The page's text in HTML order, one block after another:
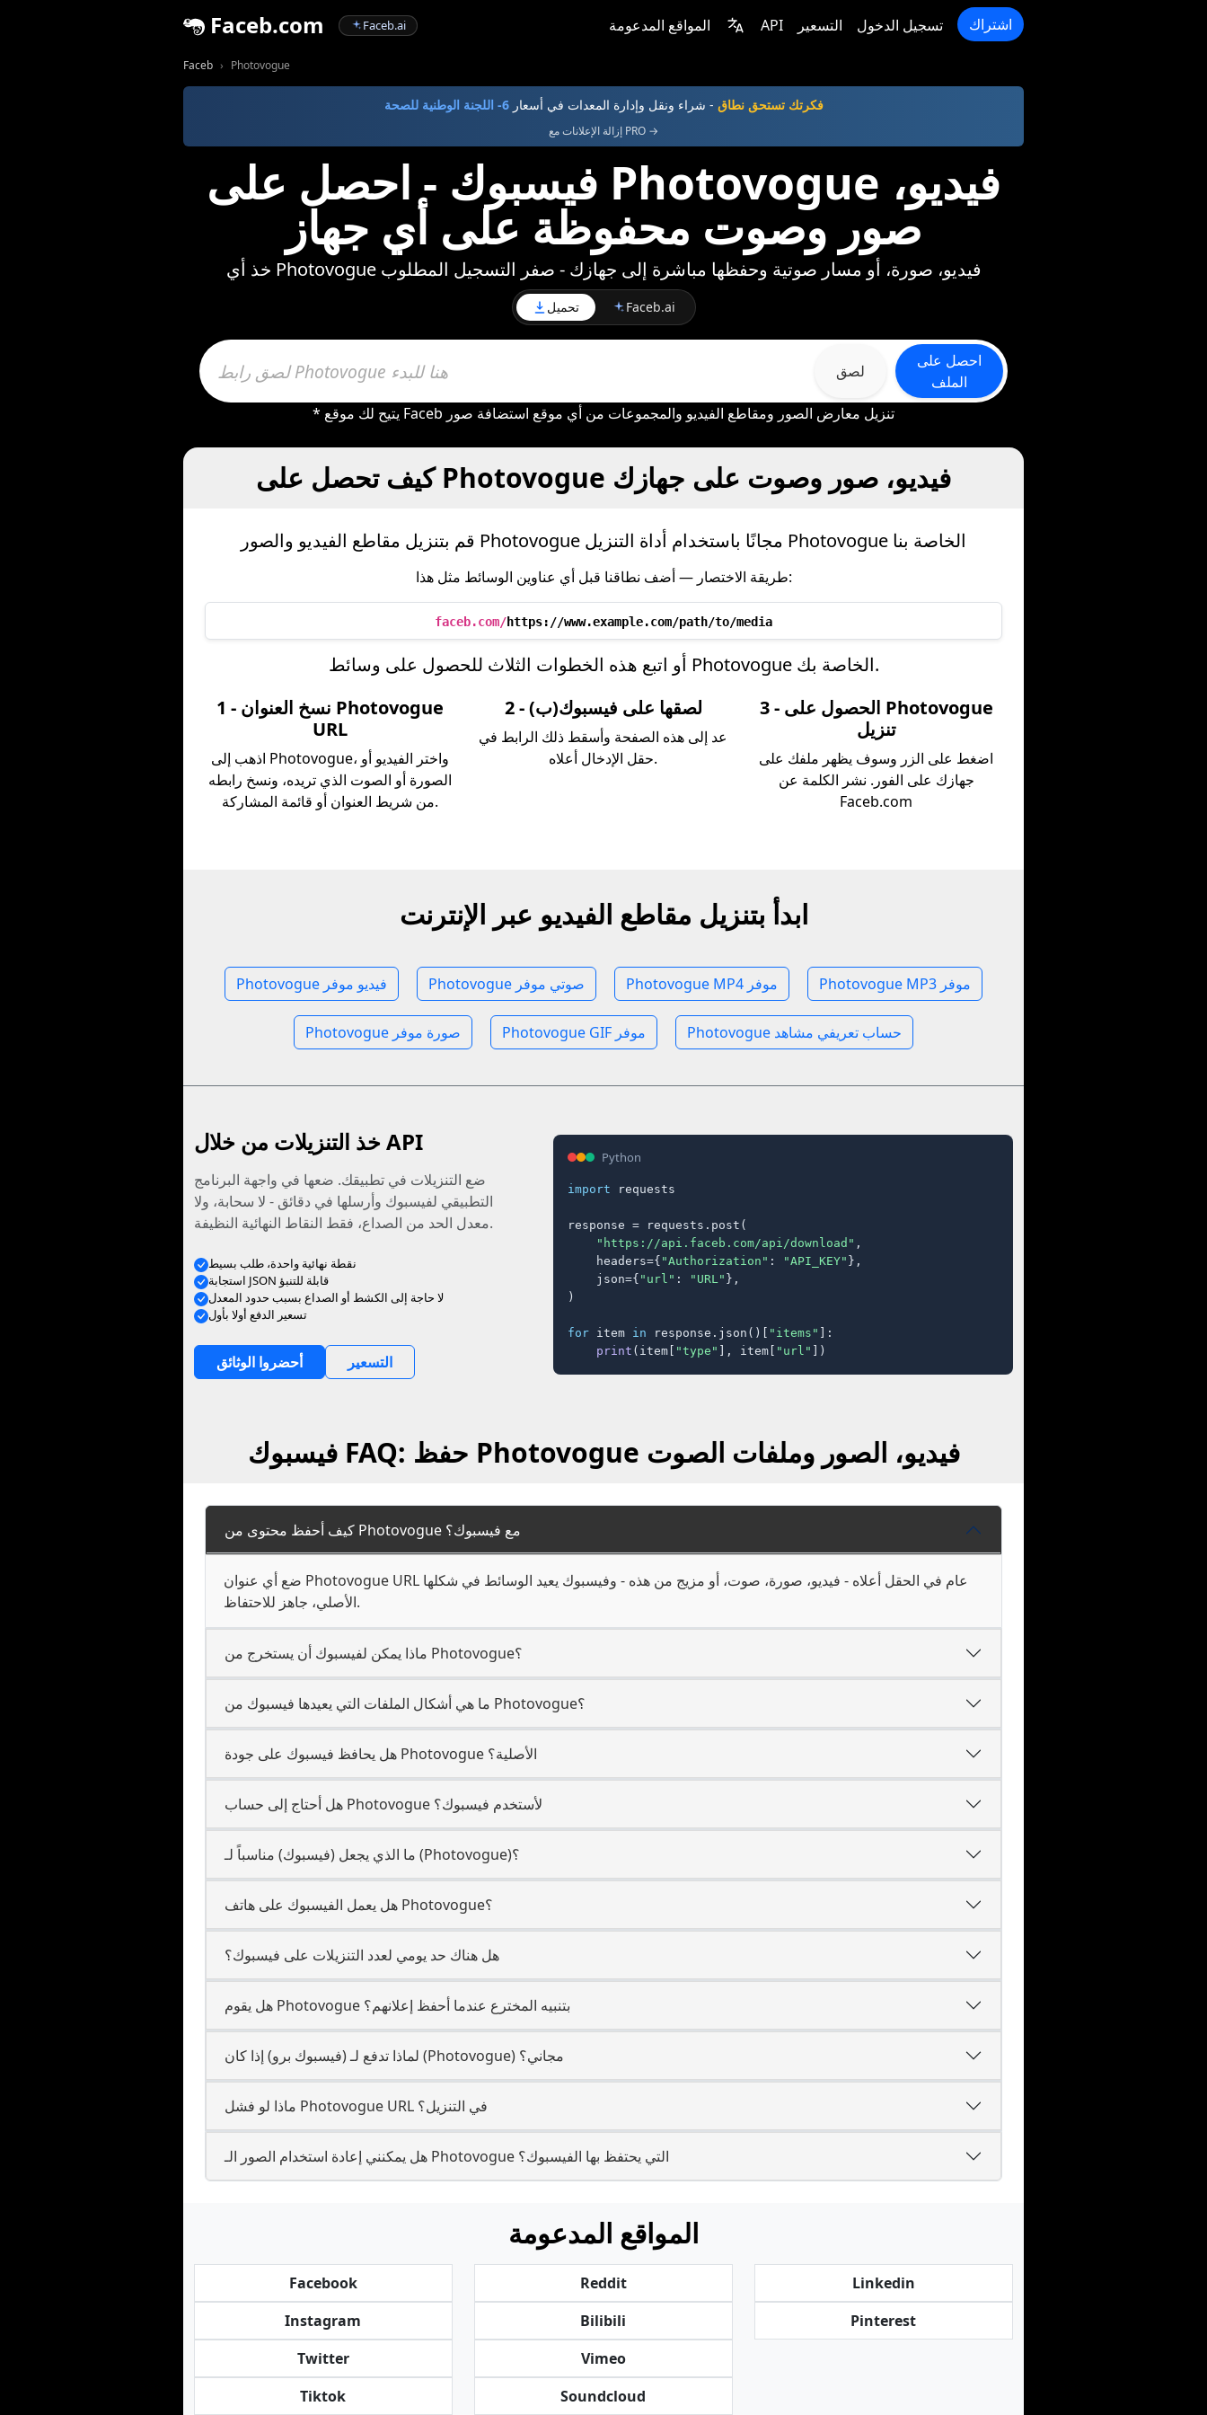
Faceb.com Faceb.ai المواقع المدعومة API التسعير تسجيل الدخول اشتراك
Faceb Photovogue
فكرتك تستحق نطاق - شراء ونقل وإدارة المعدات في أسعار6- اللجنة الوطنية للصحة
إزالة الإعلانات مع PRO →
فيسبوك - احصل على Photovogue فيديو،
صور وصوت محفوظة على أي جهاز
خذ أي Photovogue فيديو، صورة، أو مسار صوتية وحفظها مباشرة إلى جهازك - صفر التسجيل المطلوب
تحميل Faceb.ai
لصق
احصل على
الملف
* يتيح لك موقع Faceb تنزيل معارض الصور ومقاطع الفيديو والمجموعات من أي موقع استضافة صور
كيف تحصل على Photovogue فيديو، صور وصوت على جهازك
قم بتنزيل مقاطع الفيديو والصور Photovogue مجانًا باستخدام أداة التنزيل Photovogue الخاصة بنا
طريقة الاختصار — أضف نطاقنا قبل أي عناوين الوسائط مثل هذا:
faceb.com/https://www.example.com/path/to/media
أو اتبع هذه الخطوات الثلاث للحصول على وسائط Photovogue الخاصة بك.
1 - نسخ العنوان Photovogue
URL
اذهب إلى Photovogue، واختر الفيديو أو
الصورة أو الصوت الذي تريده، ونسخ رابطه
من شريط العنوان أو قائمة المشاركة.
2 - لصقها على فيسبوك(ب)
عد إلى هذه الصفحة وأسقط ذلك الرابط في
حقل الإدخال أعلاه.
3 - الحصول على Photovogue
تنزيل
اضغط على الزر وسوف يظهر ملفك على
جهازك على الفور. نشر الكلمة عن
Faceb.com
ابدأ بتنزيل مقاطع الفيديو عبر الإنترنت
Photovogue فيديو موفر Photovogue صوتي موفر Photovogue MP4 موفر Photovogue MP3 موفر
Photovogue صورة موفر Photovogue GIF موفر Photovogue حساب تعريفي مشاهد
خذ التنزيلات من خلال API
ضع التنزيلات في تطبيقك. ضعها في واجهة البرنامج
التطبيقي لفيسبوك وأرسلها في دقائق - لا سحابة، ولا
معدل الحد من الصداع، فقط النقاط النهائية النظيفة.
نقطة نهائية واحدة، طلب بسيط
استجابة JSON قابلة للتنبؤ
لا حاجة إلى الكشط أو الصداع بسبب حدود المعدل
تسعير الدفع أولا بأول
أحضروا الوثائق التسعير
Python
import requests
response = requests.post(
"https://api.faceb.com/api/download" ,
    headers={
"Authorization" : "API_KEY" },
    json={
"url" : "URL" },
)
for item in response.json()[ "items" ]:
print (item[ "type" ], item[ "url" ])
فيسبوك FAQ: حفظ Photovogue فيديو، الصور وملفات الصوت
كيف أحفظ محتوى من Photovogue مع فيسبوك؟
ضع أي عنوان Photovogue URL عام في الحقل أعلاه - فيديو، صورة، صوت، أو مزيج من هذه - وفيسبوك يعيد الوسائط في شكلها
الأصلي، جاهز للاحتفاظ.
ماذا يمكن لفيسبوك أن يستخرج من Photovogue؟
ما هي أشكال الملفات التي يعيدها فيسبوك من Photovogue؟
هل يحافظ فيسبوك على جودة Photovogue الأصلية؟
هل أحتاج إلى حساب Photovogue لأستخدم فيسبوك؟
ما الذي يجعل (فيسبوك) مناسباً لـ (Photovogue)؟
هل يعمل الفيسبوك على هاتف Photovogue؟
هل هناك حد يومي لعدد التنزيلات على فيسبوك؟
هل يقوم Photovogue بتنبيه المخترع عندما أحفظ إعلانهم؟
لماذا تدفع لـ (فيسبوك برو) إذا كان (Photovogue) مجاني؟
ماذا لو فشل Photovogue URL في التنزيل؟
هل يمكنني إعادة استخدام الصور الـ Photovogue التي يحتفظ بها الفيسبوك؟
المواقع المدعومة
Facebook
Instagram
Twitter
Tiktok
Reddit
Bilibili
Vimeo
Soundcloud
Linkedin
Pinterest